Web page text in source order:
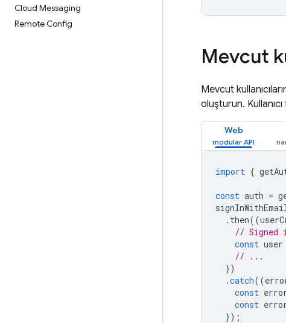
Cloud Messaging
Remote Config
Mevcut
Mevcut
oluşturun.
Web
import {
const auth =
. then((
// Signed
const user
// ...
})
.catch((
const
const
});